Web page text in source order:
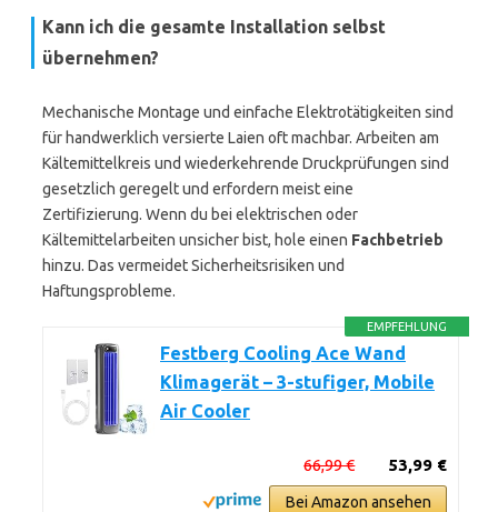
Kann ich die gesamte Installation selbst
übernehmen?
Mechanische Montage und einfache Elektrotätigkeiten sind
für handwerklich versierte Laien oft machbar. Arbeiten am
Kältemittelkreis und wiederkehrende Druckprüfungen sind
gesetzlich geregelt und erfordern meist eine
Zertifizierung. Wenn du bei elektrischen oder
Kältemittelarbeiten unsicher bist, hole einen Fachbetrieb
hinzu. Das vermeidet Sicherheitsrisiken und
Haftungsprobleme.
EMPFEHLUNG
Festberg Cooling Ace Wand
Klimagerät – 3-stufiger, Mobile
Air Cooler
53,99 €
66,99 €
Bei Amazon ansehen